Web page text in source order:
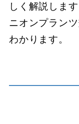
しく解説しま
ニオンプラン
わかります。